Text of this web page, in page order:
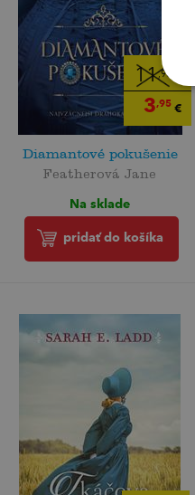
11,90 €
3,95 €
Diamantové pokušenie
Featherová Jane
Na sklade
pridať do košíka